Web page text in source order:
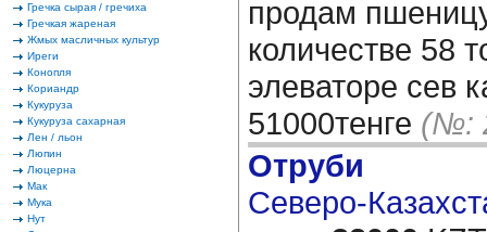
Гречка сырая / гречиха
Гречкая жареная
Жмых масличных культур
Иреги
Конопля
Кориандр
Кукуруза
Кукуруза сахарная
Лен / льон
Люпин
Люцерна
Мак
Мука
Нут
продам
количестве 58
элеваторе сев
51000тенге (№:
Отруби
Северо-